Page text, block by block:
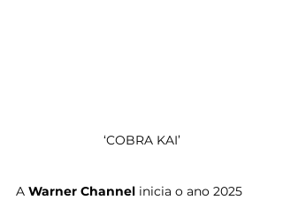
‘COBRA KAI’
A Warner Channel inicia o ano 2025